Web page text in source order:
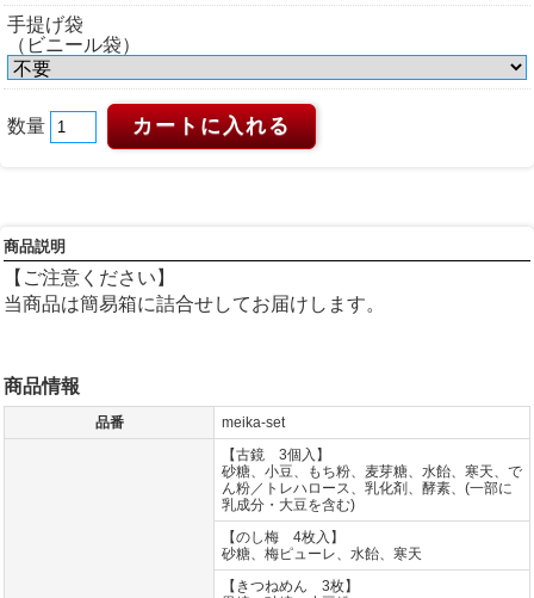
手提げ袋
（ビニール袋）
数量
商品説明
【ご注意ください】
当商品は簡易箱に詰合せしてお届けします。
商品情報
品番 meika-set
【古鏡 3個入】
砂糖、小豆、もち粉、麦芽糖、水飴、寒天、で
ん粉／トレハロース、乳化剤、酵素、(一部に
乳成分・大豆を含む)
【のし梅 4枚入】
砂糖、梅ピューレ、水飴、寒天
【きつねめん 3枚】